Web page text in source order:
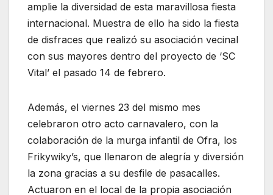
amplie la diversidad de esta maravillosa fiesta
internacional. Muestra de ello ha sido la fiesta
de disfraces que realizó su asociación vecinal
con sus mayores dentro del proyecto de ‘SC
Vital’ el pasado 14 de febrero.
Además, el viernes 23 del mismo mes
celebraron otro acto carnavalero, con la
colaboración de la murga infantil de Ofra, los
Frikywiky’s, que llenaron de alegría y diversión
la zona gracias a su desfile de pasacalles.
Actuaron en el local de la propia asociación